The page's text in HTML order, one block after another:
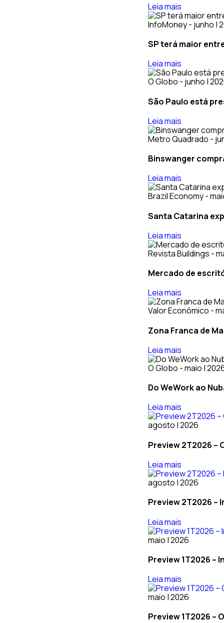
Leia mais
InfoMoney - junho |
SP terá maior
Leia mais
O Globo - junho |
São Paulo está
Leia mais
Metro Quadrado -
Binswanger
Leia mais
Brazil Economy -
Santa Catarina
Leia mais
Revista Buildings -
Mercado de
Leia mais
Valor Econômico -
Zona Franca de
Leia mais
O Globo - maio |
Do WeWork ao
Leia mais
agosto | 2026
Preview 2T2026 –
Leia mais
agosto | 2026
Preview 2T2026
Leia mais
maio | 2026
Preview 1T2026 –
Leia mais
maio | 2026
Preview 1T2026 –